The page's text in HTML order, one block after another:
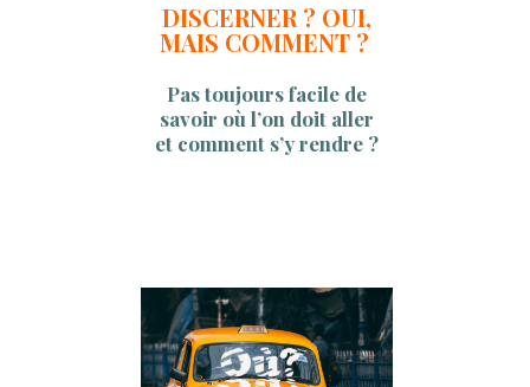
DISCERNER ? OUI,
MAIS COMMENT ?
Pas toujours facile de
savoir où l’on doit aller
et comment s’y rendre ?